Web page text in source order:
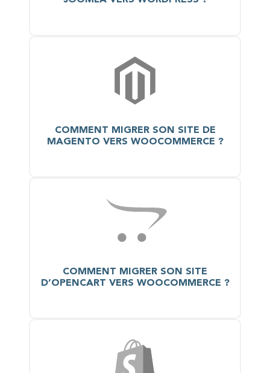
COMMENT MIGRER SON SITE DE
MAGENTO VERS WOOCOMMERCE ?
COMMENT MIGRER SON SITE
D’OPENCART VERS WOOCOMMERCE ?